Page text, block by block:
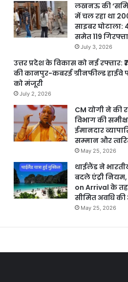
लखनऊ की
में चल रहा था
साइबर घोटाला:
समेत 119
July 3, 2026
उत्तर प्रदेश के विकास को नई रफ्तार:
की कानपुर-कबरई ग्रीनफील्ड हाईवे
को मंजूरी
July 2, 2026
CM योगी ने की
विभाग की
ईमानदार
सम्मान और
May 25, 2026
थाईलैंड ने
बदले एंट्री
on Arrival के
सीमित अवधि
May 25, 2026